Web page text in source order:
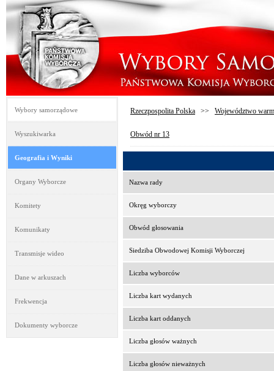
Wybory samorządowe
Wyszukiwarka
Geografia i Wyniki
Organy Wyborcze
Komitety
Komunikaty
Transmisje wideo
Dane w arkuszach
Frekwencja
Dokumenty wyborcze
Rzeczpospolita Polska >> Województwo
Obwód nr 13
Nazwa rady
Okręg wyborczy
Obwód głosowania
Siedziba Obwodowej Komisji Wyborczej
Liczba wyborców
Liczba kart wydanych
Liczba kart oddanych
Liczba głosów ważnych
Liczba głosów nieważnych